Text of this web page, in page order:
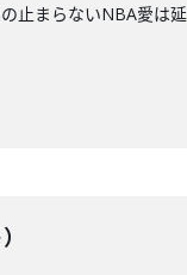
まらないNBA愛は